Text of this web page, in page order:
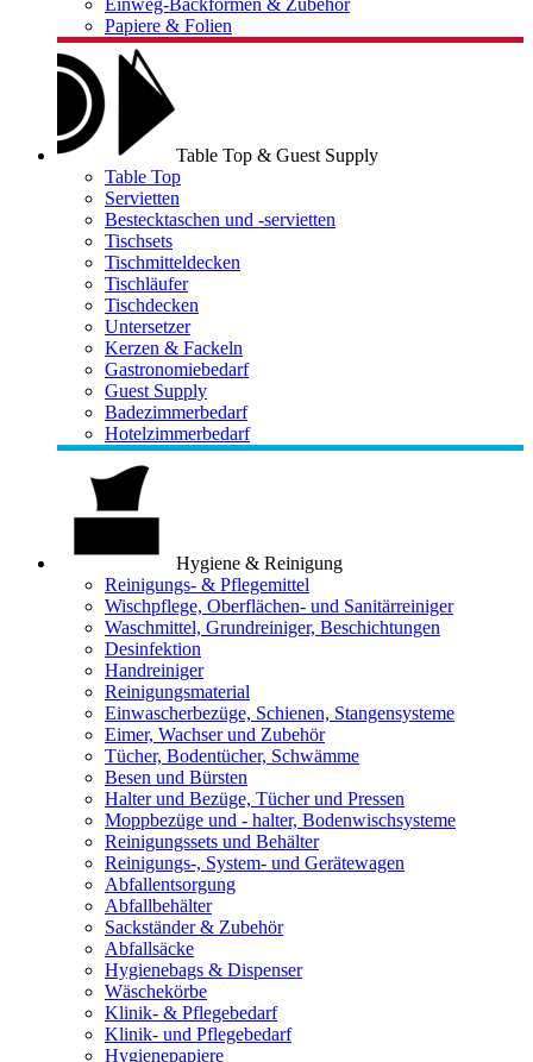
Einweg-Backformen & Zubehör
Papiere & Folien
Table Top & Guest Supply
Table Top
Servietten
Bestecktaschen und -servietten
Tischsets
Tischmitteldecken
Tischläufer
Tischdecken
Untersetzer
Kerzen & Fackeln
Gastronomiebedarf
Guest Supply
Badezimmerbedarf
Hotelzimmerbedarf
Hygiene & Reinigung
Reinigungs- & Pflegemittel
Wischpflege, Oberflächen- und Sanitärreiniger
Waschmittel, Grundreiniger, Beschichtungen
Desinfektion
Handreiniger
Reinigungsmaterial
Einwascherbezüge, Schienen, Stangensysteme
Eimer, Wachser und Zubehör
Tücher, Bodentücher, Schwämme
Besen und Bürsten
Halter und Bezüge, Tücher und Pressen
Moppbezüge und - halter, Bodenwischsysteme
Reinigungssets und Behälter
Reinigungs-, System- und Gerätewagen
Abfallentsorgung
Abfallbehälter
Sackständer & Zubehör
Abfallsäcke
Hygienebags & Dispenser
Wäschekörbe
Klinik- & Pflegebedarf
Klinik- und Pflegebedarf
Hygienepapiere